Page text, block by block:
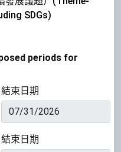
SDGs)
periods for
結束日期
結束日期